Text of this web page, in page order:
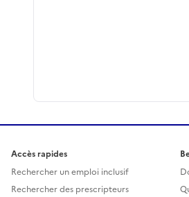
Accès rapides
Rechercher un emploi inclusif
Rechercher des prescripteurs